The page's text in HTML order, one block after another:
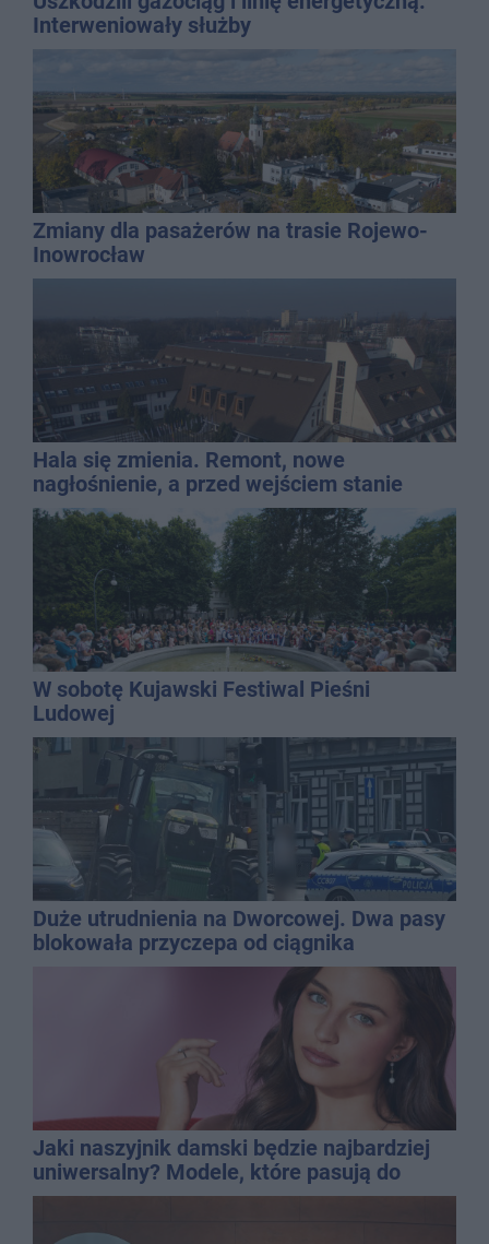
Interweniowały służby
Zmiany dla pasażerów na trasie Rojewo-
Inowrocław
Hala się zmienia. Remont, nowe
nagłośnienie, a przed wejściem stanie
QEMETICA ARENA
W sobotę Kujawski Festiwal Pieśni
Ludowej
Duże utrudnienia na Dworcowej. Dwa pasy
blokowała przyczepa od ciągnika
Jaki naszyjnik damski będzie najbardziej
uniwersalny? Modele, które pasują do
wielu stylizacji